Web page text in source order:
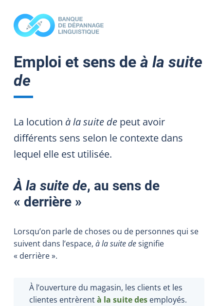
Emploi et sens de à la suite
de
La locution à la suite de peut avoir
différents sens selon le contexte dans
lequel elle est utilisée.
À la suite de, au sens de
« derrière »
Lorsqu’on parle de choses ou de personnes qui se
suivent dans l’espace, à la suite designifie
« derrière ».
À l’ouverture du magasin, les clients et les
clientes entrèrentà la suite des employés.